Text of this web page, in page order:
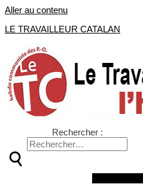
Aller au contenu
LE TRAVAILLEUR CATALAN
Rechercher :